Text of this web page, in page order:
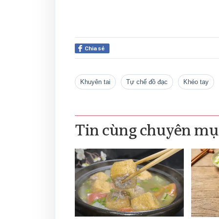
Chia sẻ
khuyên tai tự chế đồ đạc khéo tay
Tin cùng chuyên